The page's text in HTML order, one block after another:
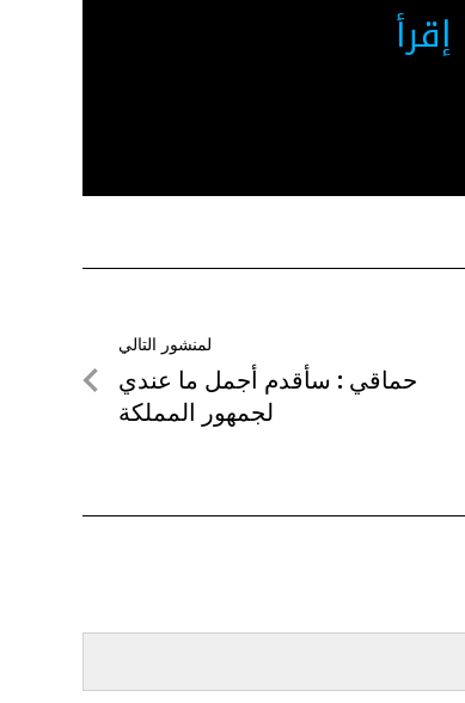
إقرأ
لمنشور التالي
لمنشور
حماقي : سأقدم أجمل ما عندي
لجمهور المملكة